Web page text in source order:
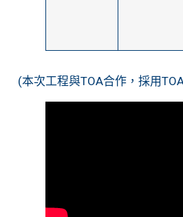
(本次工程與TOA合作，採用